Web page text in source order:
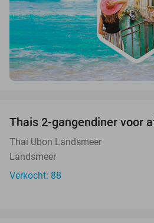
Thais 2-gangendiner voor
Thai Ubon Landsmeer
Landsmeer
Verkocht: 88